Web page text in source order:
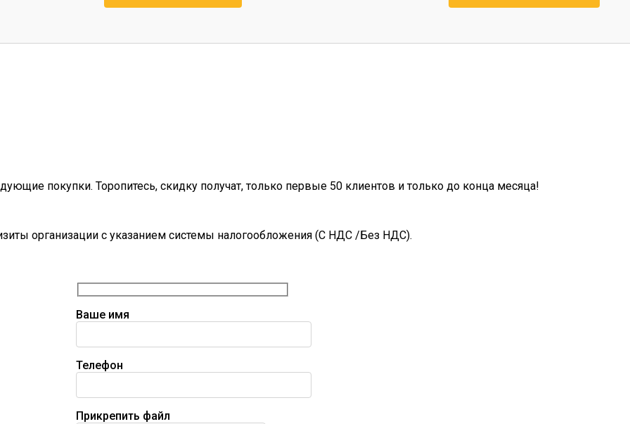
покупки. Торопитесь, скидку получат, только первые 50 клиентов и только до конца месяца!
организации с указанием системы налогообложения (С НДС /Без НДС).
Ваше имя
Телефон
Прикрепить файл